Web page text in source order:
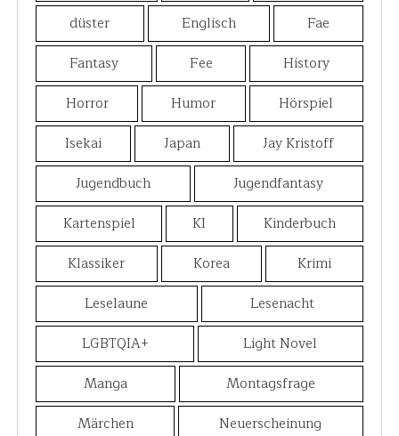
düster
Englisch
Fae
Fantasy
Fee
History
Horror
Humor
Hörspiel
Isekai
Japan
Jay Kristoff
Jugendbuch
Jugendfantasy
Kartenspiel
KI
Kinderbuch
Klassiker
Korea
Krimi
Leselaune
Lesenacht
LGBTQIA+
Light Novel
Manga
Montagsfrage
Märchen
Neuerscheinung